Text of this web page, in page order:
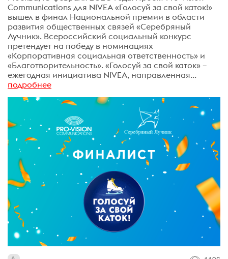
Communications для NIVEA «Голосуй за свой каток!»
вышел в финал Национальной премии в области
развития общественных связей «Серебряный
Лучник». Всероссийский социальный конкурс
претендует на победу в номинациях
«Корпоративная социальная ответственность» и
«Благотворительность». «Голосуй за свой каток» –
ежегодная инициатива NIVEA, направленная...
подробнее